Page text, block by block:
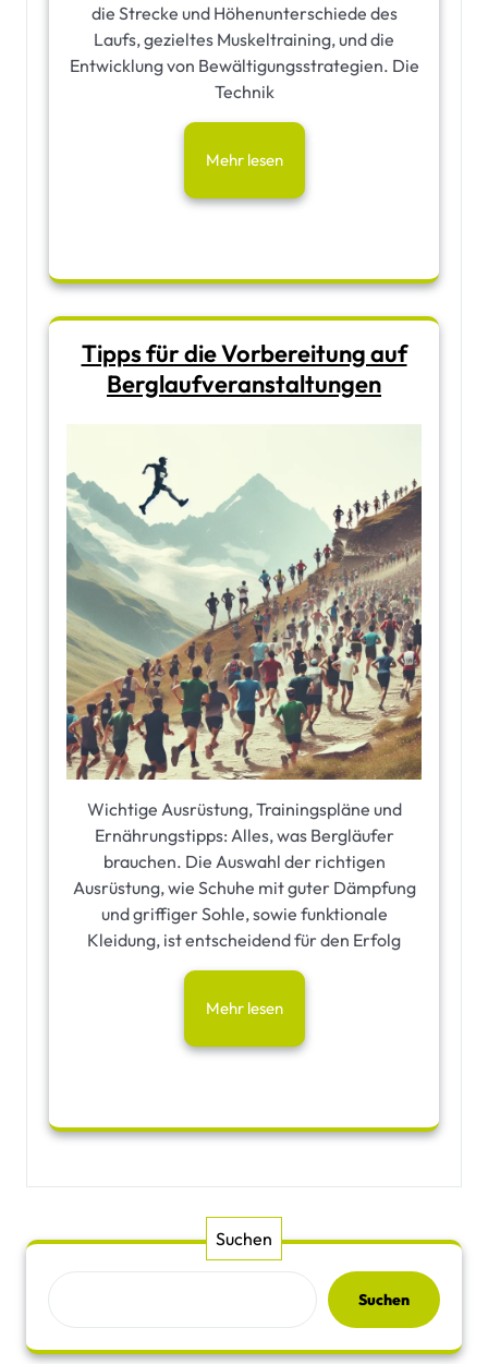
die Strecke und Höhenunterschiede des
Laufs, gezieltes Muskeltraining, und die
Entwicklung von Bewältigungsstrategien. Die
Technik
Mehr lesen
Tipps für die Vorbereitung auf
Berglaufveranstaltungen
Wichtige Ausrüstung, Trainingspläne und
Ernährungstipps: Alles, was Bergläufer
brauchen. Die Auswahl der richtigen
Ausrüstung, wie Schuhe mit guter Dämpfung
und griffiger Sohle, sowie funktionale
Kleidung, ist entscheidend für den Erfolg
Mehr lesen
Suchen
Suchen